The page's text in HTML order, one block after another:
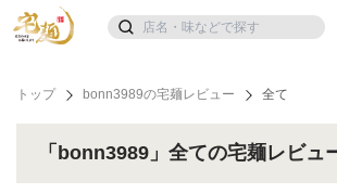
トップ bonn3989の宅麺レビュー 全て
「bonn3989」全ての宅麺レビュ